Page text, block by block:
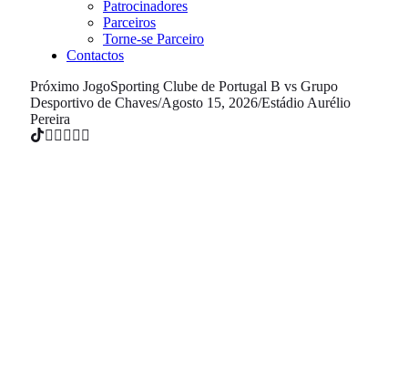
Patrocinadores
Parceiros
Torne-se Parceiro
Contactos
Próximo JogoSporting Clube de Portugal B vs Grupo
Desportivo de Chaves/Agosto 15, 2026/Estádio Aurélio
Pereira